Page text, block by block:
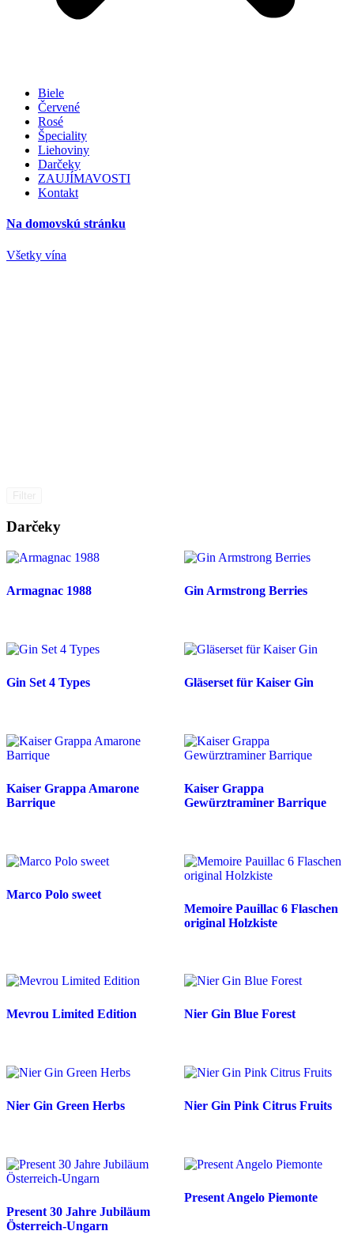
Biele
Červené
Rosé
Špeciality
Liehoviny
Darčeky
ZAUJÍMAVOSTI
Kontakt
Na domovskú stránku
Všetky vína
Darčeky
Armagnac 1988 Gin Armstrong Berries
Gin Set 4 Types Gläserset für Kaiser Gin
Kaiser Grappa Amarone
Barrique
Kaiser Grappa
Gewürztraminer Barrique
Marco Polo sweet
Memoire Pauillac 6 Flaschen
original Holzkiste
Mevrou Limited Edition Nier Gin Blue Forest
Nier Gin Green Herbs Nier Gin Pink Citrus Fruits
Present 30 Jahre Jubiläum
Österreich-Ungarn
Present Angelo Piemonte